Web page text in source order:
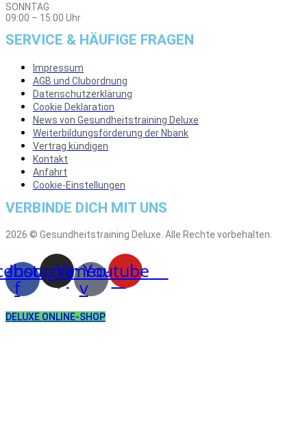
SONNTAG
09:00 – 15:00 Uhr
SERVICE & HÄUFIGE FRAGEN
Impressum
AGB und Clubordnung
Datenschutzerklärung
Cookie Deklaration
News von Gesundheitstraining Deluxe
Weiterbildungsförderung der Nbank
Vertrag kündigen
Kontakt
Anfahrt
Cookie-Einstellungen
VERBINDE DICH MIT UNS
2026 © Gesundheitstraining Deluxe. Alle Rechte vorbehalten.
f
Instagram
Vimeo-
v
Youtube
DELUXE ONLINE-SHOP